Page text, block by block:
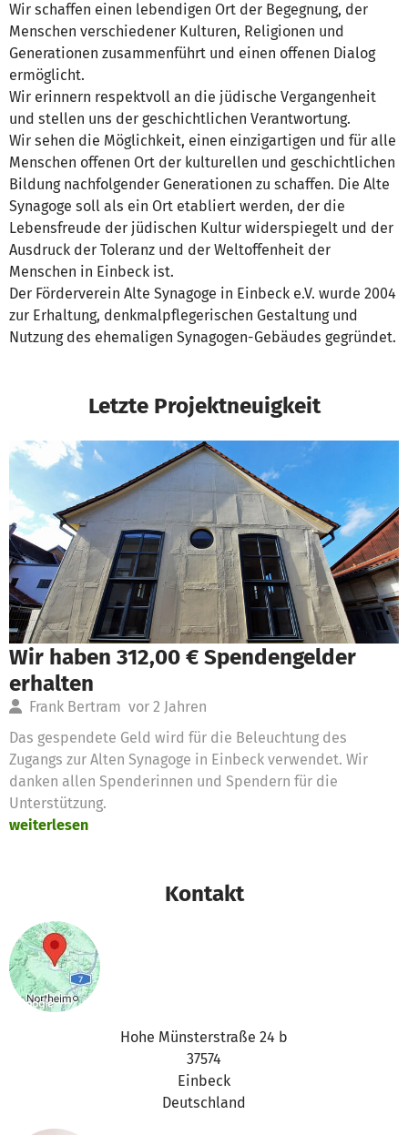
Wir schaffen einen lebendigen Ort der Begegnung, der
Menschen verschiedener Kulturen, Religionen und
Generationen zusammenführt und einen offenen Dialog
ermöglicht.
Wir erinnern respektvoll an die jüdische Vergangenheit
und stellen uns der geschichtlichen Verantwortung.
Wir sehen die Möglichkeit, einen einzigartigen und für alle
Menschen offenen Ort der kulturellen und geschichtlichen
Bildung nachfolgender Generationen zu schaffen. Die Alte
Synagoge soll als ein Ort etabliert werden, der die
Lebensfreude der jüdischen Kultur widerspiegelt und der
Ausdruck der Toleranz und der Weltoffenheit der
Menschen in Einbeck ist.
Der Förderverein Alte Synagoge in Einbeck e.V. wurde 2004
zur Erhaltung, denkmalpflegerischen Gestaltung und
Nutzung des ehemaligen Synagogen-Gebäudes gegründet.
Letzte Projektneuigkeit
Wir haben 312,00 € Spendengelder
erhalten
Frank Bertram vor 2 Jahren
Das gespendete Geld wird für die Beleuchtung des
Zugangs zur Alten Synagoge in Einbeck verwendet. Wir
danken allen Spenderinnen und Spendern für die
Unterstützung.
weiterlesen
Kontakt
Hohe Münsterstraße 24 b
37574
Einbeck
Deutschland